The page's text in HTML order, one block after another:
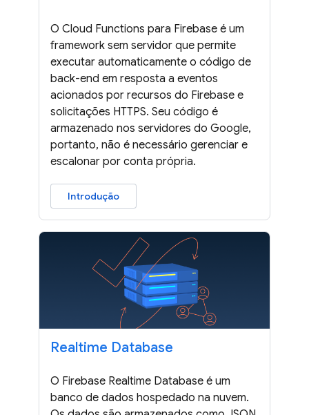
O Cloud Functions para Firebase é um
framework sem servidor que permite
executar automaticamente o código de
back-end em resposta a eventos
acionados por recursos do Firebase e
solicitações HTTPS. Seu código é
armazenado nos servidores do Google,
portanto, não é necessário gerenciar e
escalonar por conta própria.
Introdução
Realtime Database
O Firebase Realtime Database é um
banco de dados hospedado na nuvem.